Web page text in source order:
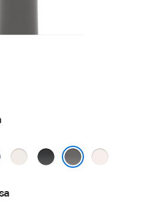
GalassiaNero
Rosa